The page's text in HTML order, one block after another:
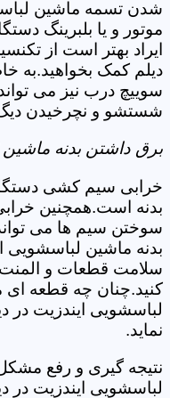
شدن تسمه ماشین
موتور و یا بلبرینگ
ایراد بهتر است از
دیلم کمک بخواهید.به
سوییچ درب نیز می
شستشو و نچرخیدن
برق داشتن بدنه
خرابی سیم کشی
بدنه است.همچنین
سوختن سیم ها می
بدنه ماشین لباسشویی
سلامت قطعات و
کنید.چنان چه قطعه ای
لباسشویی ایندزیت در
نماید.
نتیجه گیری و رفع
لباسشویی ایندزیت در